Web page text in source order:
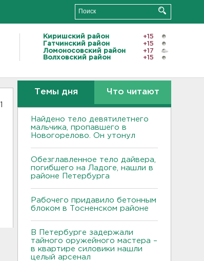
Киришский район
+15
Гатчинский район
+15
Ломоносовский район
+17
Волховский район
+15
Темы дня Что читают
Найдено тело девятилетнего
мальчика, пропавшего в
Новогорелово. Он утонул
Обезглавленное тело дайвера,
погибшего на Ладоге, нашли в
районе Петербурга
Рабочего придавило бетонным
блоком в Тосненском районе
В Петербурге задержали
тайного оружейного мастера –
в квартире силовики нашли
целый арсенал